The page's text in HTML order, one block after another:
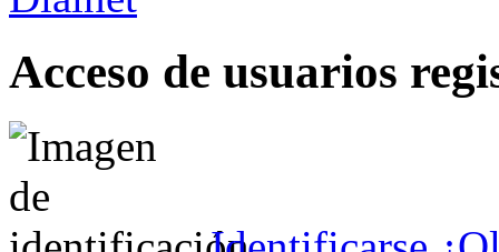
Acceso de usuarios